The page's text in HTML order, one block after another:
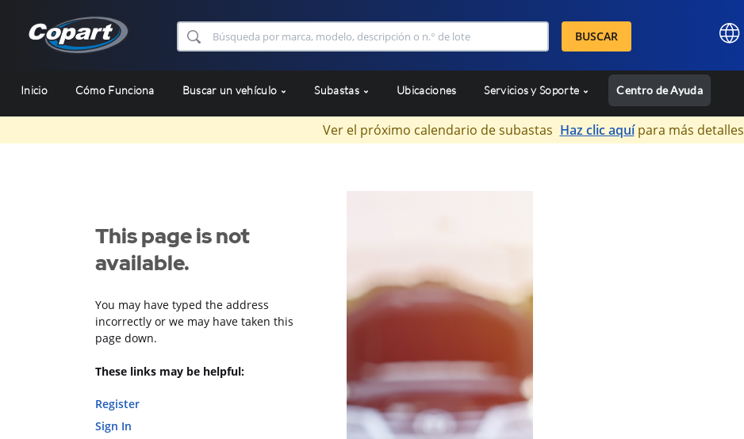
BUSCAR
Inicio Cómo Funciona Buscar un vehículo Subastas Ubicaciones Servicios y Soporte Centro de Ayuda
Ver el próximo calendario de subastas Haz clic aquípara más detalles
This page is not
available.
You may have typed the address
incorrectly or we may have taken this
page down.
These links may be helpful:
Register
Sign In